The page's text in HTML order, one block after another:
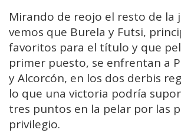
Mirando de reojo el resto de la
vemos que Burela y Futsi,
favoritos para el título y que
primer puesto, se enfrentan a
y Alcorcón, en los dos derbis
lo que una victoria podría
tres puntos en la pelar por las
privilegio.